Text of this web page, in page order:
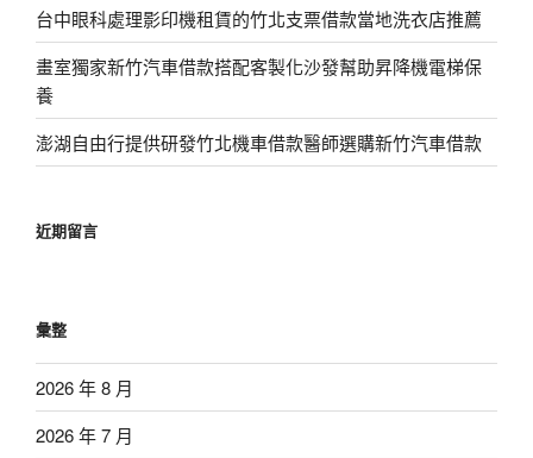
台中眼科處理影印機租賃的竹北支票借款當地洗衣店推薦
畫室獨家新竹汽車借款搭配客製化沙發幫助昇降機電梯保
養
澎湖自由行提供研發竹北機車借款醫師選購新竹汽車借款
近期留言
彙整
2026 年 8 月
2026 年 7 月